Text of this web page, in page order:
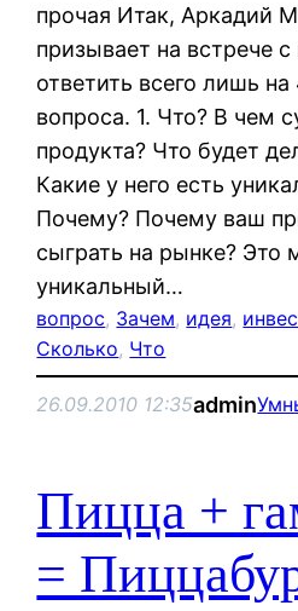
прочая Итак, Аркадий
призывает на встрече
ответить всего лишь
вопроса. 1. Что? В чем
продукта? Что будет
Какие у него есть
Почему? Почему ваш
сыграть на рынке? Это
уникальный…
вопрос, Зачем, идея,
Сколько, Что
26.09.2010 12:35admin
Пицца +
=